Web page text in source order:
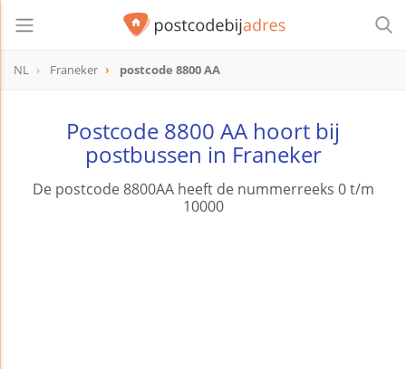
NL Franeker postcode 8800 AA
Postcode 8800 AA hoort bij
postbussen in Franeker
De postcode 8800AA heeft de nummerreeks 0 t/m
10000